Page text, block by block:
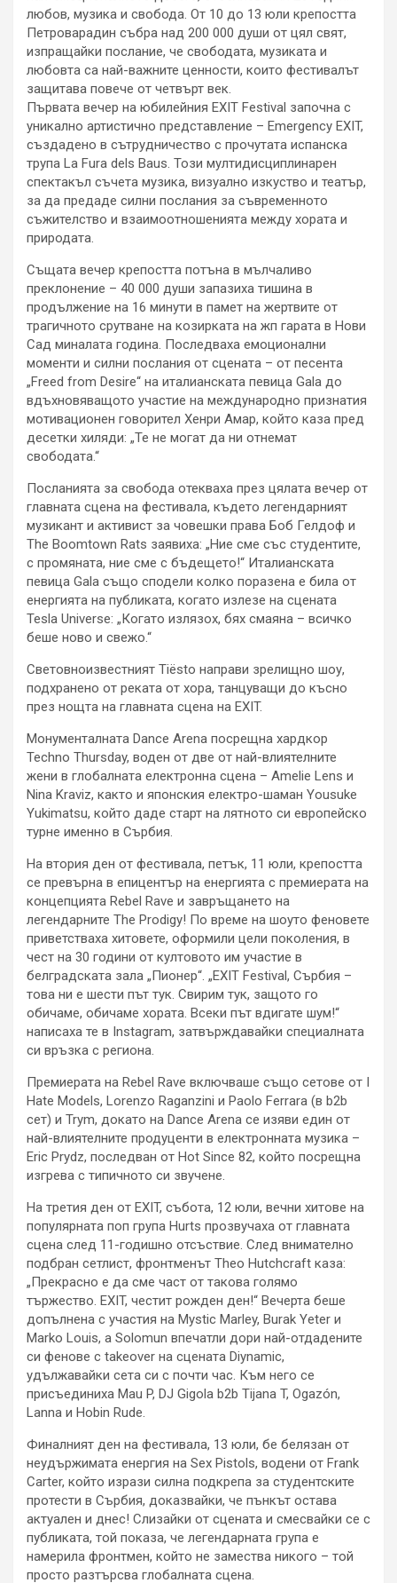
любов, музика и свобода. От 10 до 13 юли крепостта
Петроварадин събра над 200 000 души от цял свят,
изпращайки послание, че свободата, музиката и
любовта са най-важните ценности, които фестивалът
защитава повече от четвърт век.
Първата вечер на юбилейния EXIT Festival започна с
уникално артистично представление – Emergency EXIT,
създадено в сътрудничество с прочутата испанска
трупа La Fura dels Baus. Този мултидисциплинарен
спектакъл съчета музика, визуално изкуство и театър,
за да предаде силни послания за съвременното
съжителство и взаимоотношенията между хората и
природата.
Същата вечер крепостта потъна в мълчаливо
преклонение – 40 000 души запазиха тишина в
продължение на 16 минути в памет на жертвите от
трагичното срутване на козирката на жп гарата в Нови
Сад миналата година. Последваха емоционални
моменти и силни послания от сцената – от песента
„Freed from Desire“ на италианската певица Gala до
вдъхновяващото участие на международно признатия
мотивационен говорител Хенри Амар, който каза пред
десетки хиляди: „Те не могат да ни отнемат
свободата.“
Посланията за свобода отекваха през цялата вечер от
главната сцена на фестивала, където легендарният
музикант и активист за човешки права Боб Гелдоф и
The Boomtown Rats заявиха: „Ние сме със студентите,
с промяната, ние сме с бъдещето!“ Италианската
певица Gala също сподели колко поразена е била от
енергията на публиката, когато излезе на сцената
Tesla Universe: „Когато излязох, бях смаяна – всичко
беше ново и свежо.“
Световноизвестният Tiësto направи зрелищно шоу,
подхранено от реката от хора, танцуващи до късно
през нощта на главната сцена на EXIT.
Монументалната Dance Arena посрещна хардкор
Techno Thursday, воден от две от най-влиятелните
жени в глобалната електронна сцена – Amelie Lens и
Nina Kraviz, както и японския електро-шаман Yousuke
Yukimatsu, който даде старт на лятното си европейско
турне именно в Сърбия.
На втория ден от фестивала, петък, 11 юли, крепостта
се превърна в епицентър на енергията с премиерата на
концепцията Rebel Rave и завръщането на
легендарните The Prodigy! По време на шоуто феновете
приветстваха хитовете, оформили цели поколения, в
чест на 30 години от култовото им участие в
белградската зала „Пионер“. „EXIT Festival, Сърбия –
това ни е шести път тук. Свирим тук, защото го
обичаме, обичаме хората. Всеки път вдигате шум!“
написаха те в Instagram, затвърждавайки специалната
си връзка с региона.
Премиерата на Rebel Rave включваше също сетове от I
Hate Models, Lorenzo Raganzini и Paolo Ferrara (в b2b
сет) и Trym, докато на Dance Arena се изяви един от
най-влиятелните продуценти в електронната музика –
Eric Prydz, последван от Hot Since 82, който посрещна
изгрева с типичното си звучене.
На третия ден от EXIT, събота, 12 юли, вечни хитове на
популярната поп група Hurts прозвучаха от главната
сцена след 11-годишно отсъствие. След внимателно
подбран сетлист, фронтменът Theo Hutchcraft каза:
„Прекрасно е да сме част от такова голямо
тържество. EXIT, честит рожден ден!“ Вечерта беше
допълнена с участия на Mystic Marley, Burak Yeter и
Marko Louis, а Solomun впечатли дори най-отдадените
си фенове с takeover на сцената Diynamic,
удължавайки сета си с почти час. Към него се
присъединиха Mau P, DJ Gigola b2b Tijana T, Ogazón,
Lanna и Hobin Rude.
Финалният ден на фестивала, 13 юли, бе белязан от
неудържимата енергия на Sex Pistols, водени от Frank
Carter, който изрази силна подкрепа за студентските
протести в Сърбия, доказвайки, че пънкът остава
актуален и днес! Слизайки от сцената и смесвайки се с
публиката, той показа, че легендарната група е
намерила фронтмен, който не замества никого – той
просто разтърсва глобалната сцена.